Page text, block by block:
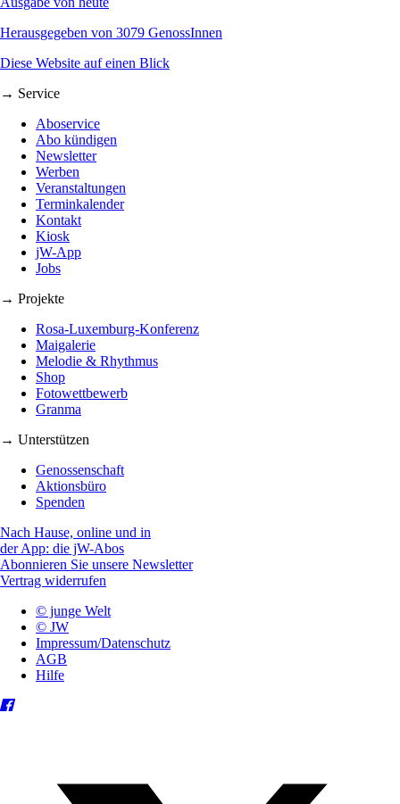
Herausgegeben von 3079 GenossInnen
Diese Website auf einen Blick
→ Service
Aboservice
Abo kündigen
Newsletter
Werben
Veranstaltungen
Terminkalender
Kontakt
Kiosk
jW-App
Jobs
→ Projekte
Rosa-Luxemburg-Konferenz
Maigalerie
Melodie & Rhythmus
Shop
Fotowettbewerb
Granma
→ Unterstützen
Genossenschaft
Aktionsbüro
Spenden
Nach Hause, online und in
der App: die jW-Abos
Abonnieren Sie unsere Newsletter
Vertrag widerrufen
© junge Welt
© JW
Impressum/Datenschutz
AGB
Hilfe